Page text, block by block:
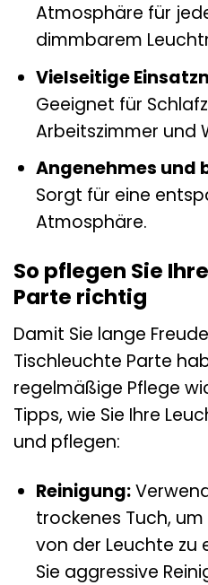
Atmosphäre für
dimmbarem
Vielseitige
Geeignet für
Arbeitszimmer und
Angenehmes und
Sorgt für eine
Atmosphäre.
So pflegen Sie
Parte richtig
Damit Sie lange
Tischleuchte Parte
regelmäßige Pflege
Tipps, wie Sie Ihre
und pflegen:
Reinigung:
trockenes Tuch,
von der Leuchte zu
Sie aggressive